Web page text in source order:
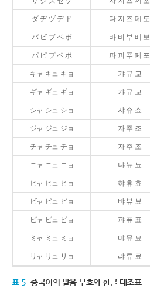
ダ ヂ ヅ デ ド 다 지 즈 데 도
バ ビ ブ ベ ボ 바 비 부 베 보
パ ピ プ ペ ポ 파 피 푸 페 포
キャ キュ キョ 갸 규 교
ギャ ギュ ギョ 갸 규 교
シャ シュ ショ 샤 슈 쇼
ジャ ジュ ジョ 자 주 조
チャ チュ チョ 자 주 조
ニャ ニュ ニョ 냐 뉴 뇨
ヒャ ヒュ ヒョ 햐 휴 효
ビャ ビュ ビョ 뱌 뷰 뵤
ピャ ピュ ピョ 퍄 퓨 표
ミャ ミュ ミョ 먀 뮤 묘
リャ リュ リョ 랴 류 료
표 5 중국어의 발음 부호와 한글 대조표